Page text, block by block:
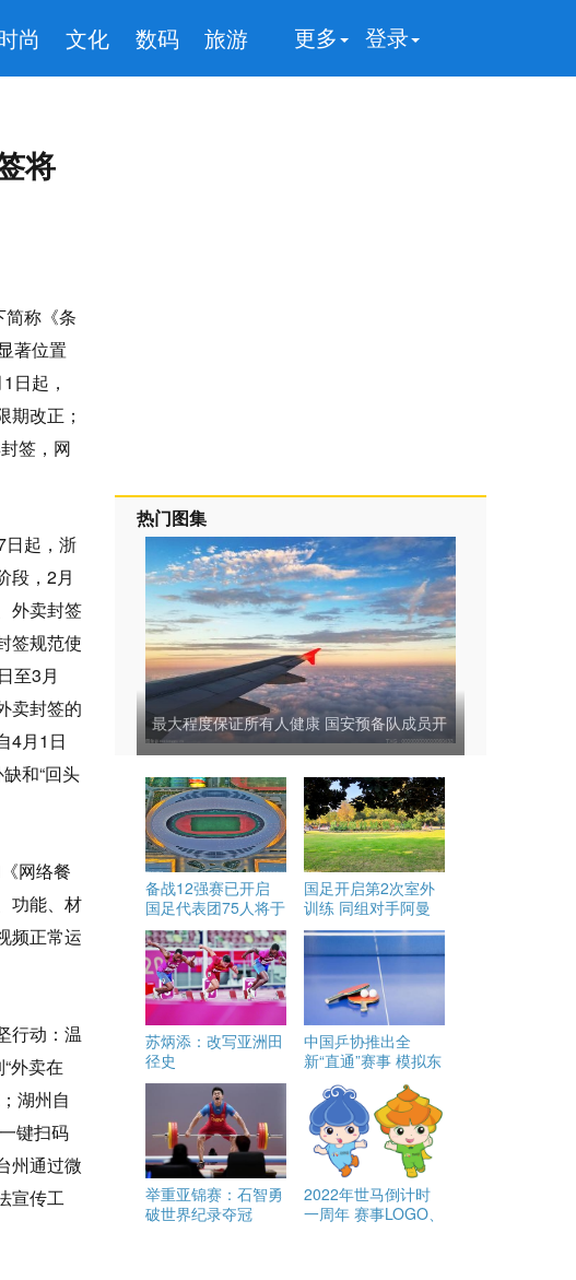
尚 文化 数码 旅游 更多 登录
将
称《条
著位置
日起，
改正；
签，网
日起，浙
段，2月
外卖封签
签规范使
至3月
卖封签的
4月1日
和“回头
网络餐
功能、材
频正常运
行动：温
外卖在
湖州自
键扫码
州通过微
宣传工
热门图集
最大程度保证所有人健康 国安预备队成员开
始陆续分批次启程返回祖国
备战12强赛已开启
国足代表团75人将于
8月26日出征西亚
国足开启第2次室外
训练 同组对手阿曼
队热身赛取得3连胜
苏炳添：改写亚洲田
径史
中国乒协推出全
新“直通”赛事 模拟东
京奥运赛制
举重亚锦赛：石智勇
破世界纪录夺冠
2022年世马倒计时
一周年 赛事LOGO、